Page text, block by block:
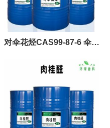
对伞花烃CAS99-87-6 伞花
烃98% 4-异丙基甲苯